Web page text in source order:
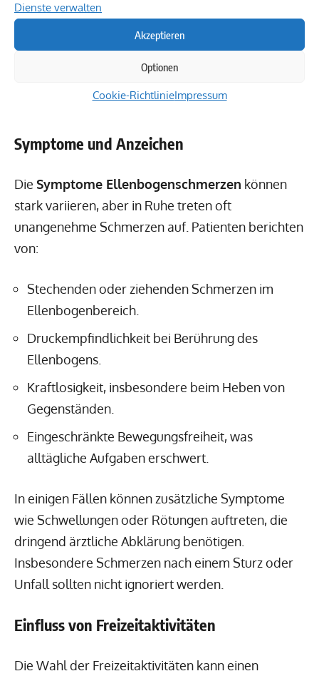
Dienste verwalten
Akzeptieren
Optionen
Cookie-RichtlinieImpressum
Druckempfindlichkeit, Kraftlosigkeit und
eingeschränkte Beweglichkeit. Das Erkennen
dieser Symptome ist wichtig, um rechtzeitig
Symptome und Anzeichen
Die Symptome Ellenbogenschmerzen können
stark variieren, aber in Ruhe treten oft
unangenehme Schmerzen auf. Patienten berichten
von:
Stechenden oder ziehenden Schmerzen im
Ellenbogenbereich.
Druckempfindlichkeit bei Berührung des
Ellenbogens.
Kraftlosigkeit, insbesondere beim Heben von
Gegenständen.
Eingeschränkte Bewegungsfreiheit, was
alltägliche Aufgaben erschwert.
In einigen Fällen können zusätzliche Symptome
wie Schwellungen oder Rötungen auftreten, die
dringend ärztliche Abklärung benötigen.
Insbesondere Schmerzen nach einem Sturz oder
Unfall sollten nicht ignoriert werden.
Einfluss von Freizeitaktivitäten
Die Wahl der Freizeitaktivitäten kann einen